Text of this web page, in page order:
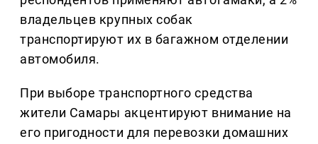
владельцев крупных собак
транспортируют их в багажном отделении
автомобиля.
При выборе транспортного средства
жители Самары акцентируют внимание на
его пригодности для перевозки домашних